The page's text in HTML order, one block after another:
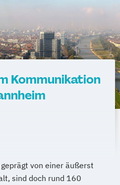
Kommunikation
von einer äußerst
sind doch rund 160